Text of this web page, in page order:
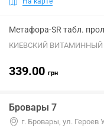
Метафора-SR табл.
КИЕВСКИЙ ВИТАМИННЫЙ
339.00 грн
Бровары 7
г. Бровары, ул. Героев